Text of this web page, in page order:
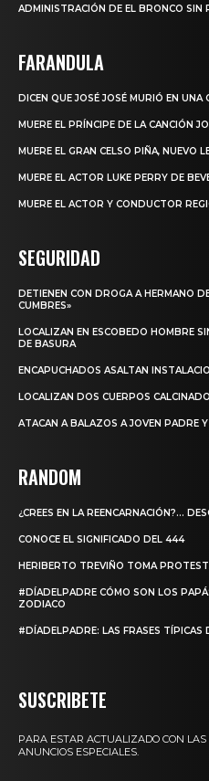
ADMINISTRACIÓN DE EL BRONCO SIN
FARANDULA
DICEN QUE JOSÉ JOSÉ MURIÓ EN
MUERE EL PRÍNCIPE DE LA CANCIÓN
MUERE EL GRAN CELSO PIÑA, NUEVO
MUERE EL ACTOR LUKE PERRY DE
MUERE EL ACTOR Y CONDUCTOR
SEGURIDAD
DETIENEN CON DROGA A HERMANO
CUMBRES»
LOCALIZAN EN ESCOBEDO HOMBRE
DE BASURA
ENCAPUCHADOS ASALTAN
LOCALIZAN DOS CUERPOS
ATACAN A BALAZOS A JOVEN PADRE
RANDOM
¿CREES EN LA REENCARNACIÓN?…
CONOCE EL SIGNIFICADO DEL 444
HERIBERTO TREVIÑO TOMA
#DÍADELPADRE CÓMO SON LOS
ZODIACO
#DÍADELPADRE: LAS FRASES TÍPICAS
SUSCRIBETE
PARA ESTAR ACTUALIZADO CON
ANUNCIOS ESPECIALES.